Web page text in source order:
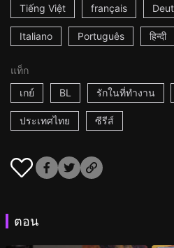
Tiếng Việt français
Italiano Português हिन्दी
แท็ก
เกย์
BL รักในที่ทำงาน
ประเทศไทย ซีรีส์
ตอน